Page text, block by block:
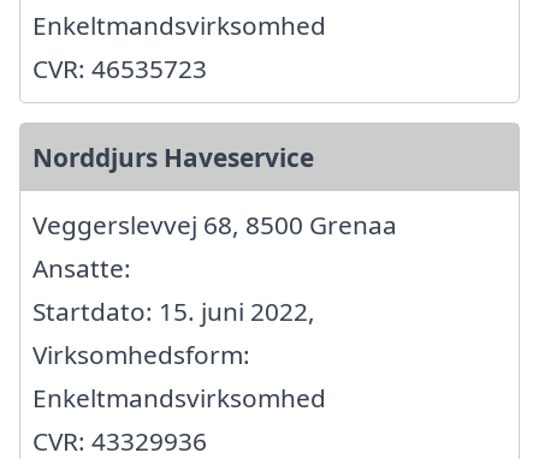
Enkeltmandsvirksomhed
CVR: 46535723
Norddjurs Haveservice
Veggerslevvej 68, 8500 Grenaa
Ansatte:
Startdato: 15. juni 2022,
Virksomhedsform:
Enkeltmandsvirksomhed
CVR: 43329936